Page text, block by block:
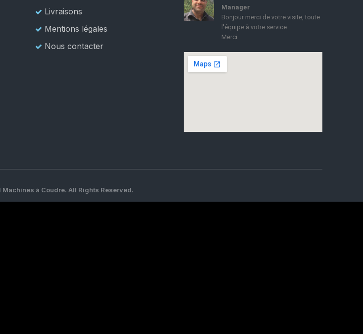
Livraisons
Mentions légales
Nous contacter
Manager
Bonjour merci de votre visite, toute
l'équipe à votre service.
Merci
à Coudre. All Rights Reserved.